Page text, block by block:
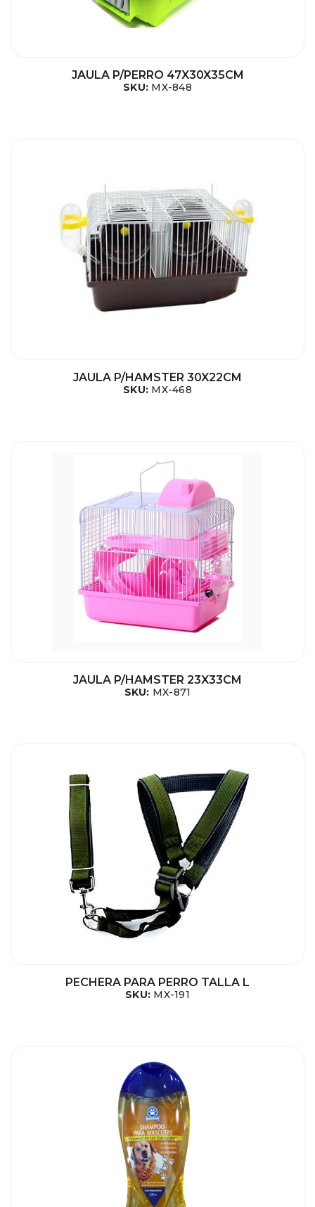
JAULA P/PERRO 47X30X35CM
SKU: MX-848
JAULA P/HAMSTER 30X22CM
SKU: MX-468
JAULA P/HAMSTER 23X33CM
SKU: MX-871
PECHERA PARA PERRO TALLA L
SKU: MX-191